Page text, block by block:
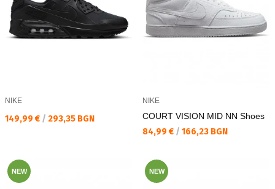
NIKE
Текуща цена:
149,99 € / 293,35 BGN
NIKE
COURT VISION MID NN Shoes
Текуща цена:
84,99 € / 166,23 BGN
NEW NEW